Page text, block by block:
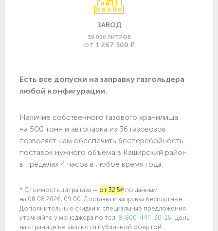
ЗАВОД
39 000 ЛИТРОВ
ОТ 1 267 500 ₽
Есть все допуски нa заправку газгольдера
любой конфигурации.
Наличие собственного газового хранилища
на 500 тонн и автопарка из 36 газовозов
позволяет нам обеспечить бесперебойность
поставок нужного объёма в Каширский район
в пределах 4 часов в любое время года.
* Стоимость литра газа — от 32.5₽ по данным
на 08.08.2026, 09:00. Доставка и заправка бесплатные.
Дополнительные скидки и специальные предложения
уточняйте у менеджера по тел. 8-800-444-30-16 . Цены
на странице не являются публичной офертой.